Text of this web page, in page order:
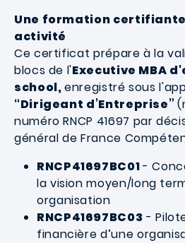
Une formation
activité
Ce certificat prépare à la
blocs de l'Executive MBA
school,enregistré sous
“Dirigeant d’Entreprise”
numéro RNCP 41697 par
général de France
RNCP41697BC01-
la vision moyen/long
organisation
RNCP41697BC03 -
financière d’une